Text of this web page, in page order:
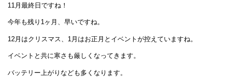
11月最終日ですね！
今年も残り1ヶ月、早いですね。
12月はクリスマス、1月はお正月とイベントが控えていますね。
イベントと共に寒さも厳しくなってきます。
バッテリー上がりなども多くなります。